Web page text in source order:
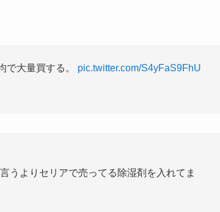
で大量買する。 pic.twitter.com/S4yFaS9FhU
うよりセリアで売ってる除湿剤を入れてま